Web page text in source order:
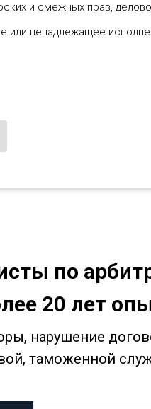
и смежных прав,
или ненадлежащее
по
20 лет
нарушение
таможенной